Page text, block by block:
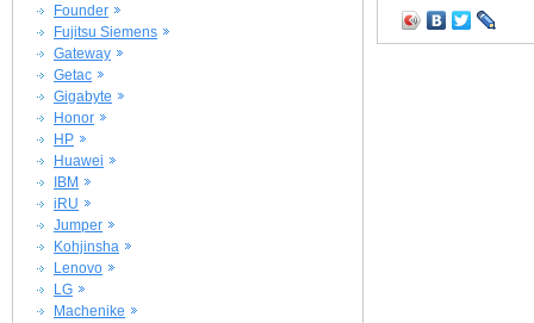
Founder
Fujitsu Siemens
Gateway
Getac
Gigabyte
Honor
HP
Huawei
IBM
iRU
Jumper
Kohjinsha
Lenovo
LG
Machenike